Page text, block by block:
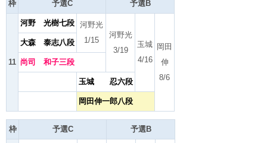
枠 予選C 予選B
11
河野 光樹七段 河野光
1/15
河野光
3/19
玉城
4/16
岡田
伸
8/6
大森 泰志八段
尚司 和子三段
玉城 忍六段
岡田伸一郎八段
枠 予選C 予選B